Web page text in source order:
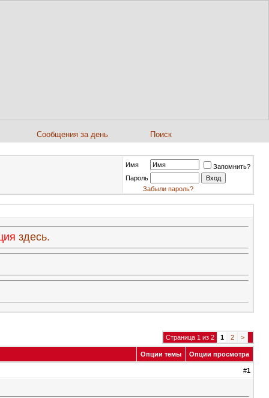
Сообщения за день Поиск
Имя
Запомнить?
Пароль
Забыли пароль?
здесь.
Страница 1 из 2 1 2 >
Опции темы Опции просмотра
#1